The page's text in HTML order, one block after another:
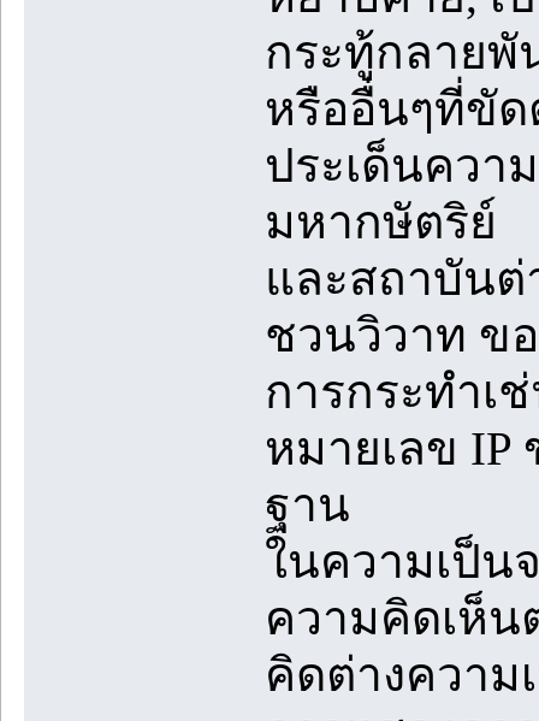
กระทู้กลายพั
หรืออื่นๆที่ขัด
ประเด็นควา
มหากษัตริย์
และสถาบันต่
ชวนวิวาท ข
การกระทำ
หมายเลข IP
ฐาน
ในความเป็น
ความคิดเห็
คิดต่างความ